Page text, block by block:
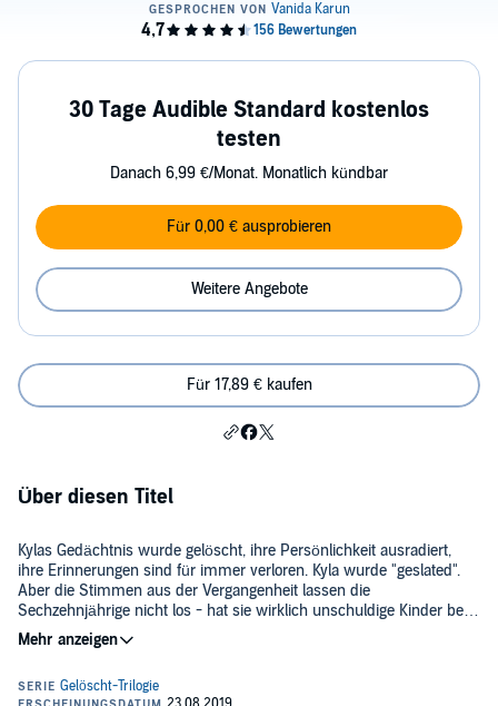
30 Tage Audible Standard kostenlos
testen
Danach 6,99 €/Monat. Monatlich kündbar
Für 0,00 € ausprobieren
Weitere Angebote
Für 17,89 € kaufen
Über diesen Titel
Kylas Gedächtnis wurde gelöscht, ihre Persönlichkeit ausradiert,
ihre Erinnerungen sind für immer verloren. Kyla wurde "geslated".
Aber die Stimmen aus der Vergangenheit lassen die
Sechzehnjährige nicht los - hat sie wirklich unschuldige Kinder bei
einem Bombenanschlag getötet? Und warum steht ein Bild von ihr
auf einer geheimen Webseite mit vermissten Kindern? Kyla wird
und merkt allmählich, dass ihre wahre Identität ein großes
©2013 Coppenrath (P)2019 DAV